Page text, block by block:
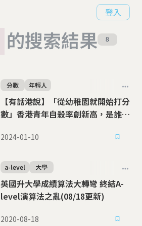
登入
的搜索結果 8
【有話港說】「從幼稚園就開始打分
數」香港青年自殺率創新高，是誰讓
分數 年輕人
2024-01-10
英國升大學成績算法大轉彎 終結A-
level演算法之亂(08/18更新)
a-level 大學
2020-08-18